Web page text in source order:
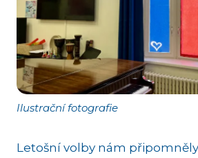
Ilustrační fotografie
Letošní volby nám